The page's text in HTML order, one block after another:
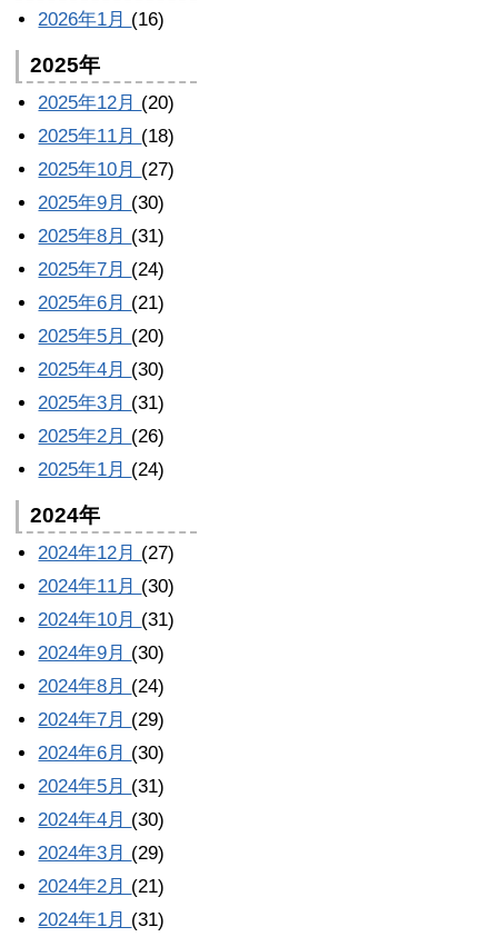
2026年1月 (16)
2025年
2025年12月 (20)
2025年11月 (18)
2025年10月 (27)
2025年9月 (30)
2025年8月 (31)
2025年7月 (24)
2025年6月 (21)
2025年5月 (20)
2025年4月 (30)
2025年3月 (31)
2025年2月 (26)
2025年1月 (24)
2024年
2024年12月 (27)
2024年11月 (30)
2024年10月 (31)
2024年9月 (30)
2024年8月 (24)
2024年7月 (29)
2024年6月 (30)
2024年5月 (31)
2024年4月 (30)
2024年3月 (29)
2024年2月 (21)
2024年1月 (31)